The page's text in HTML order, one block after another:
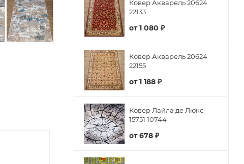
Ковер Акварель 20624
22133
от1 080 ₽
Ковер Акварель 20624
22155
от1 188 ₽
Ковер Лайла де Люкс
15751 10744
от678 ₽